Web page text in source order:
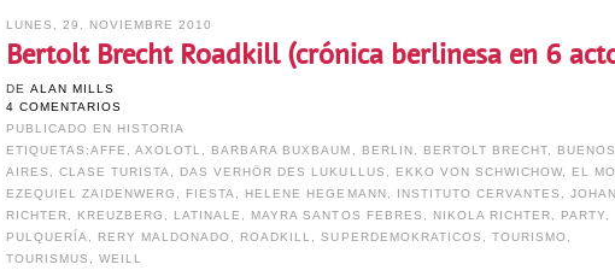
LUNES, 29. NOVIEMBRE 2010
Bertolt Brecht Roadkill (crónica berlinesa en 6
DE ALAN MILLS
4 COMENTARIOS
PUBLICADO EN HISTORIA
ETIQUETAS:AFFE AXOLOTL BARBARA BUXBAUM BERLIN BERTOLT BRECHT
BUENOS
AIRES
CLASE TURISTA DAS VERHÖR DES LUKULLUS EKKO VON SCHWICHOW, EL
EZEQUIEL ZAIDENWERG
FIESTA HELENE HEGEMANN INSTITUTO CERVANTES ,
RICHTER
KREUZBERG LATINALE MAYRA SANTOS FEBRES NIKOLA RICHTER PARTY
PULQUERÍA
RERY MALDONADO ROADKILL ,SUPERDEMOKRATICOS TOURISMO
TOURISMUS
WEILL